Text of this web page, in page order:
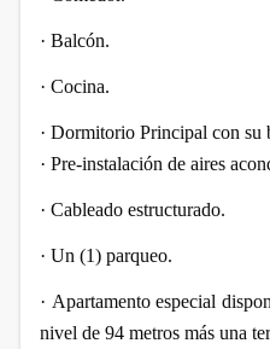
· Balcón.
· Cocina.
· Dormitorio Principal con su
· Pre-instalación de aires
· Cableado estructurado.
· Un (1) parqueo.
· Apartamento especial
nivel de 94 metros más una